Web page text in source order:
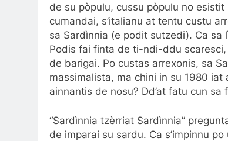
de su pòpulu, cussu pòpulu no
cumandai, s’italianu at tentu custu
sa Sardìnnia (e podit sutzedi). Ca
Podis fai finta de ti-ndi-ddu
de barigai. Po custas arrexonis, sa
massimalista, ma chini in su 1980
ainnantis de nosu? Dd’at fatu cun
“Sardìnnia tzèrriat Sardìnnia”
de imparai su sardu. Ca s’impinnu